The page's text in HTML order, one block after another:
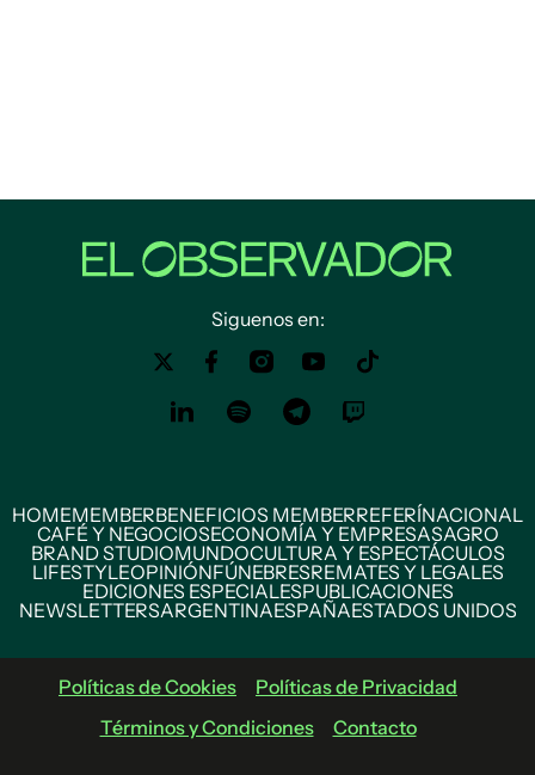
Siguenos en:
HOMEMEMBERBENEFICIOS MEMBERREFERÍNACIONAL
CAFÉ Y NEGOCIOSECONOMÍA Y EMPRESASAGRO
BRAND STUDIOMUNDOCULTURA Y ESPECTÁCULOS
LIFESTYLEOPINIÓNFÚNEBRESREMATES Y LEGALES
EDICIONES ESPECIALESPUBLICACIONES
NEWSLETTERSARGENTINAESPAÑAESTADOS UNIDOS
Políticas de Cookies
Políticas de Privacidad
Términos y Condiciones
Contacto